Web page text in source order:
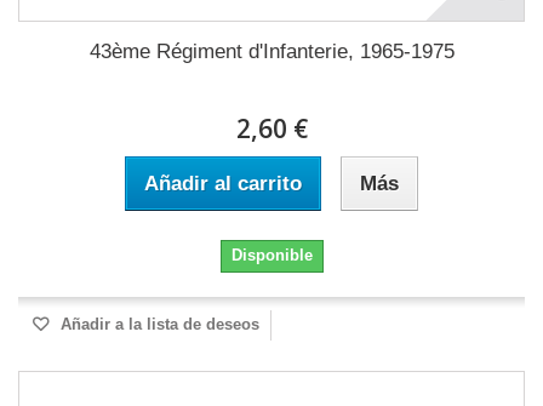
43ème Régiment d'Infanterie, 1965-1975
2,60 €
Añadir al carrito Más
Disponible
Añadir a la lista de deseos